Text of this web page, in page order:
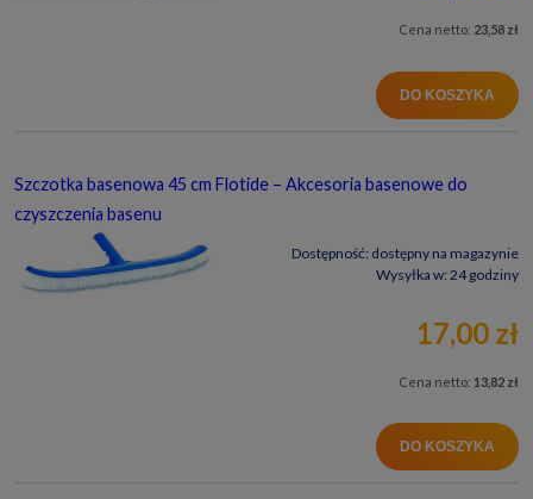
Cena netto: 23,58 zł
DO KOSZYKA
Szczotka basenowa 45 cm Flotide – Akcesoria basenowe do
czyszczenia basenu
Dostępność: dostępny na magazynie
Wysyłka w: 24 godziny
17,00 zł
Cena netto: 13,82 zł
DO KOSZYKA